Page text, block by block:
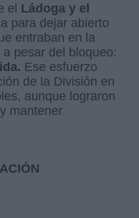
el Ládoga y el
para dejar abierto
entraban en la
pesar del bloqueo:
Ese esfuerzo
de la División en
aunque lograron
mantener